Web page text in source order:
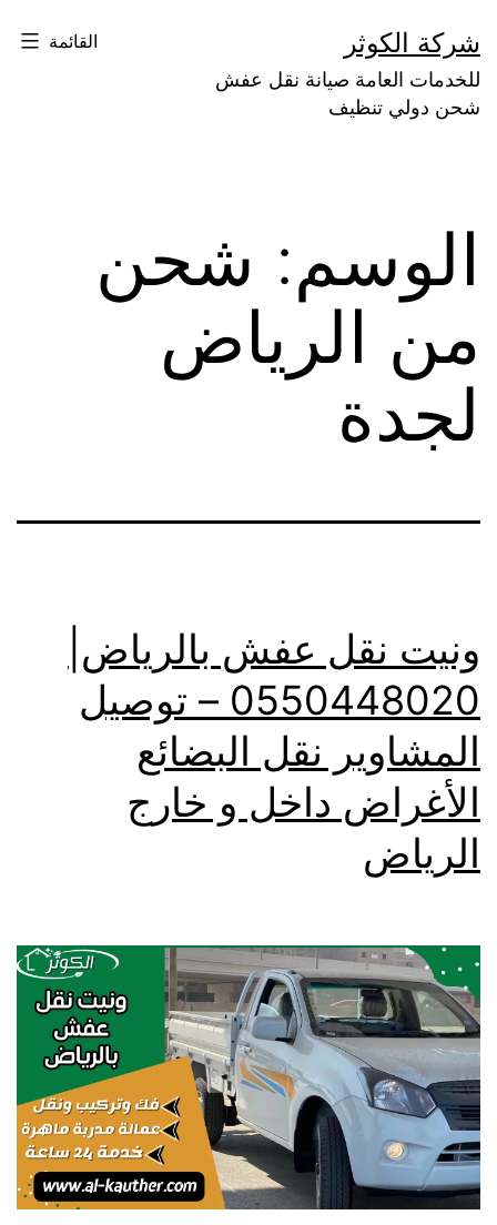
إلى
المحتوى
شركة الكوثر
للخدمات العامة صيانة نقل عفش
شحن دولي تنظيف
القائمة
الوسم: شحن
من الرياض
لجدة
ونيت نقل عفش بالرياض|
0550448020 – توصيل
المشاوير نقل البضائع
الأغراض داخل و خارج
الرياض